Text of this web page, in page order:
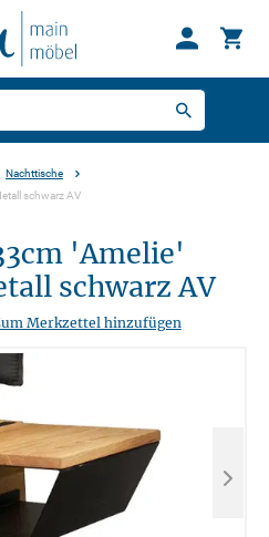
Nachttische
schwarz AV
'Amelie'
schwarz AV
Merkzettel hinzufügen